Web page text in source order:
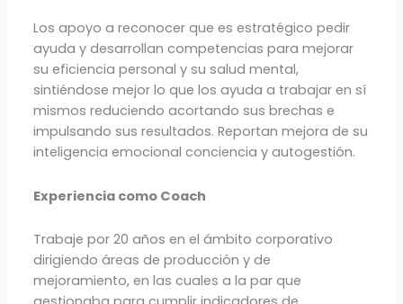
Los apoyo a reconocer que es estratégico pedir
ayuda y desarrollan competencias para mejorar
su eficiencia personal y su salud mental,
sintiéndose mejor lo que los ayuda a trabajar en sí
mismos reduciendo acortando sus brechas e
impulsando sus resultados. Reportan mejora de su
inteligencia emocional conciencia y autogestión.
Experiencia como Coach
Trabaje por 20 años en el ámbito corporativo
dirigiendo áreas de producción y de
mejoramiento, en las cuales a la par que